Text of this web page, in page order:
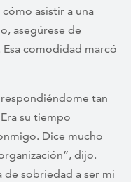
asistir a una
asegúrese de
Esa comodidad marcó
tan
su tiempo
Dice mucho
dijo.
de sobriedad a ser mi